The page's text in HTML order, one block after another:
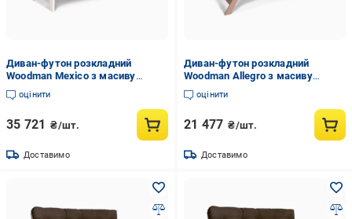
Диван-футон розкладний
Woodman Mexico з масиву
дерева Білий/Бежевий
оцінити
35 721 ₴/шт.
Доставимо
Диван-футон розкладний
Woodman Allegro з масиву
дерева Бук/Бежевий
оцінити
21 477 ₴/шт.
Доставимо